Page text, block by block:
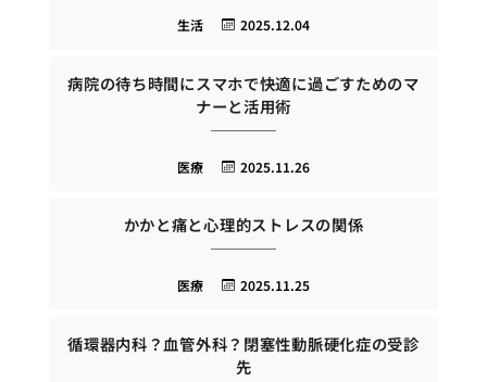
2025.12.04
生活
病院の待ち時間にスマホで快適に過ごすためのマ
ナーと活用術
2025.11.26
医療
かかと痛と心理的ストレスの関係
2025.11.25
医療
循環器内科？血管外科？閉塞性動脈硬化症の受診
先